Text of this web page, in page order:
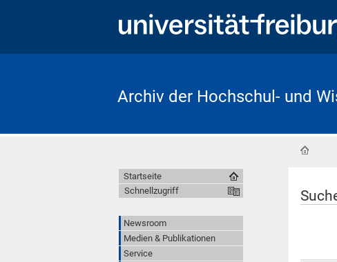
Archiv der Hochschul- und
Startseite
Schnellzugriff
Newsroom
Medien & Publikationen
Service